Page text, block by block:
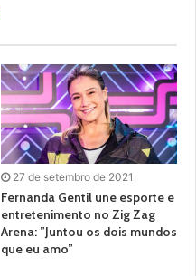
27 de setembro de 2021
Fernanda Gentil une esporte e
entretenimento no Zig Zag
Arena: ”Juntou os dois mundos
que eu amo”